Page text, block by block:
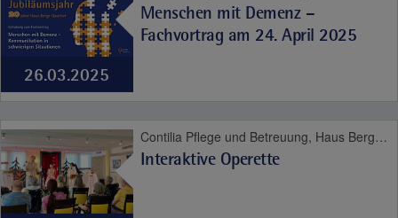
26.03.2025
Menschen mit Demenz –
Fachvortrag am 24. April 2025
Contilia Pflege und Betreuung, Haus Berge Quartier, Contilia, Pflege
Interaktive Operette